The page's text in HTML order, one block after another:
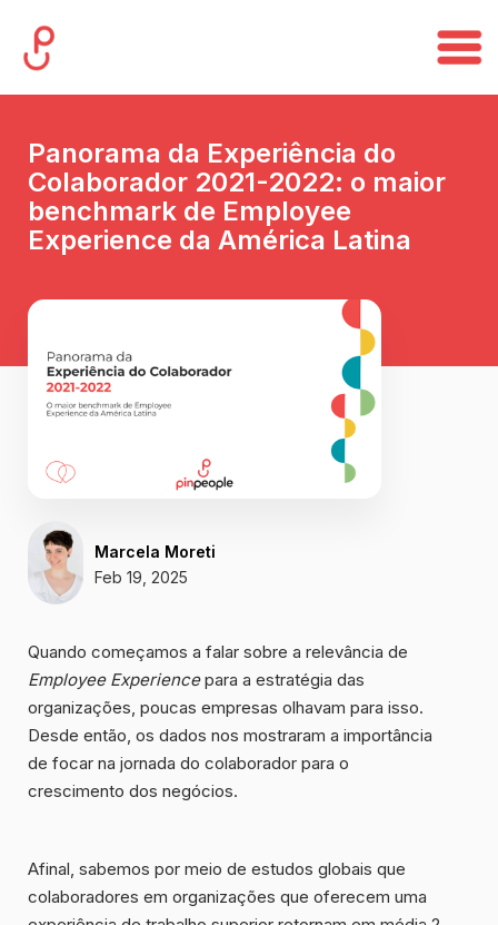
Panorama da Experiência do
Colaborador 2021-2022: o maior
benchmark de Employee
Experience da América Latina
Marcela Moreti
Feb 19, 2025
Quando começamos a falar sobre a relevância de
Employee Experiencepara a estratégia das
organizações, poucas empresas olhavam para isso.
Desde então, os dados nos mostraram a importância
de focar na jornada do colaborador para o
crescimento dos negócios.
Afinal, sabemos por meio de estudos globais que
colaboradores em organizações que oferecem uma